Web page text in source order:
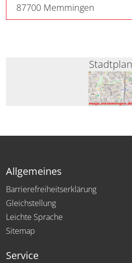
87700 Memmingen
Stadtplan
Allgemeines
Barrierefreiheitserklärung
Gleichstellung
Leichte Sprache
Sitemap
Service